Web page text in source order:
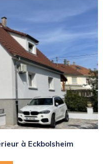
à Eckbolsheim